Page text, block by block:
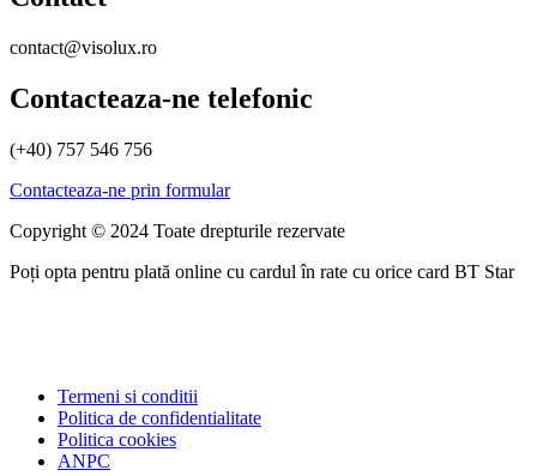
contact@visolux.ro
Contacteaza-ne telefonic
(+40) 757 546 756
Contacteaza-ne prin formular
Copyright © 2024 Toate drepturile rezervate
Poți opta pentru plată online cu cardul în rate cu orice card BT Star
Termeni si conditii
Politica de confidentialitate
Politica cookies
ANPC